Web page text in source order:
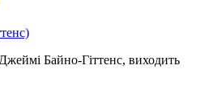
Байно-Гіттенс, виходить